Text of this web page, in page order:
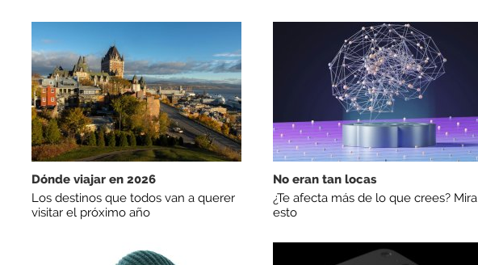
Dónde viajar en 2026
Los destinos que todos van a querer
visitar el próximo año
No eran tan locas
¿Te afecta más de lo que crees? Mira
esto